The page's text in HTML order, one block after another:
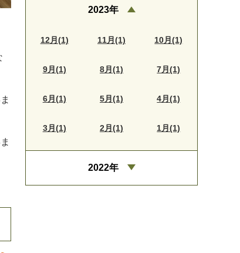
2023年
12月(1) 11月(1) 10月(1)
9月(1) 8月(1) 7月(1)
6月(1) 5月(1) 4月(1)
3月(1) 2月(1) 1月(1)
2022年